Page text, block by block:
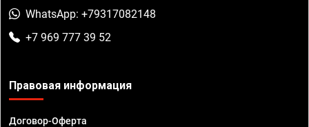
WhatsApp: +79317082148
+7 969 777 39 52
Правовая информация
Договор-Оферта